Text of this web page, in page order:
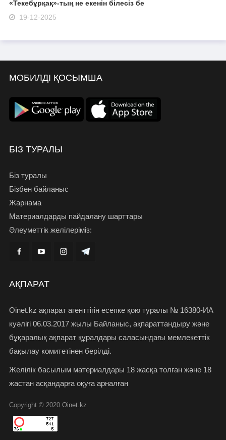
«Текебұрқақ»-тың не екенін білесіз бе
19-12-2025
МОБИЛДІ ҚОСЫМША
БІЗ ТУРАЛЫ
Біз туралы
Бізбен байланыс
Жарнама
Материалдарды пайдалану шарттары
Әлеуметтік желілеріміз:
АҚПАРАТ
Oinet.kz ақпарат агенттігін есепке қою туралы № 16380-ИА
куәлігі 06.03.2017 жылы Байланыс, ақпараттандыру және
бұқаралық ақпарат құралдары саласындағы мемлекеттік
бақылау комитетінен берілді.
Желілік басылым материалдары 18 жасқа толған және 18
жастан асқандарға оқуға арналған
Copyright © 2020 Oinet.kz